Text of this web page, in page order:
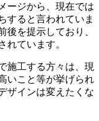
ージから、現在では
すると言われていま
後を提示しており、
れています。
施工する方々は、現
いこと等が挙げられ
ザインは変えたくな